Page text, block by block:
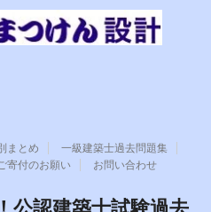
まとめ
一級建築士過去問題集
ご寄付のお願い お問い合わせ